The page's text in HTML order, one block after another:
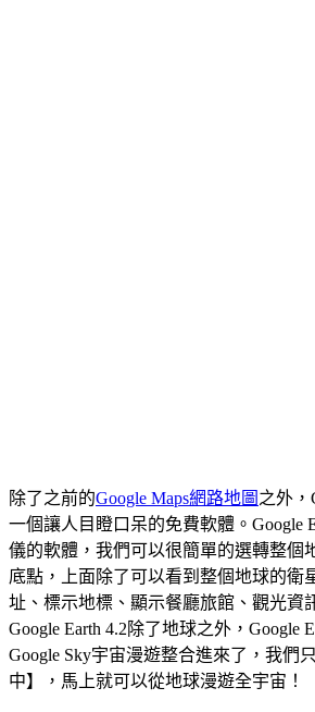
除了之前的Google Maps網路地圖 之外，
一個讓人目瞪口呆的免費軟體。Google
儀的軟體，我們可以很簡單的選轉整個
底點，上面除了可以看到整個地球的衛
址、標示地標、顯示餐廳旅館、觀光
Google Earth 4.2除了地球之外，Google
Google Sky宇宙漫遊整合進來了，我們
中】，馬上就可以從地球漫遊全宇宙！